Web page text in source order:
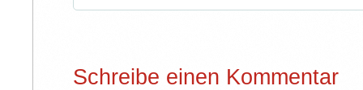
Schreibe einen Kommentar